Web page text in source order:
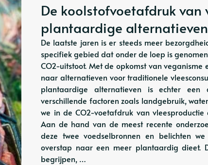
De koolstofvoetafdruk van
plantaardige alternatieven
De laatste jaren is er steeds meer
specifiek gebied dat onder de loep is
CO2-uitstoot. Met de opkomst van
naar alternatieven voor traditionele
plantaardige alternatieven is echter een
verschillende factoren zoals landgebruik,
we in de CO2-voetafdruk van
Aan de hand van de meest recente
deze twee voedselbronnen en belichten
overstap naar een meer plantaardig dieet.
begrijpen, …